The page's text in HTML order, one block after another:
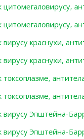
цитомегаловирусу,
цитомегаловирусу,
вирусу краснухи,
вирусу краснухи,
токсоплазме,
токсоплазме,
вирусу Эпштейна-
вирусу Эпштейна-